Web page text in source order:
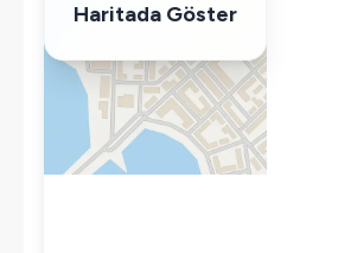
Wifi / İnternet
Tost Makinesi
Mikrodalga
Kettle
Haritada Göster